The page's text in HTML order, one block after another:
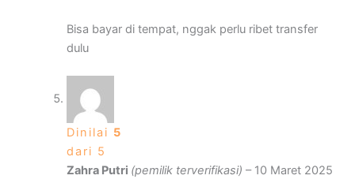
Bisa bayar di tempat, nggak perlu ribet transfer
dulu
Dinilai 5
dari 5
Zahra Putri (pemilik terverifikasi) – 10 Maret 2025